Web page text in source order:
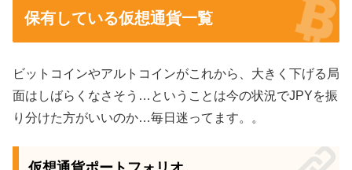
保有している仮想通貨一覧
ビットコインやアルトコインがこれから、大きく下げる局
面はしばらくなさそう…ということは今の状況でJPYを振
り分けた方がいいのか…毎日迷ってます。。